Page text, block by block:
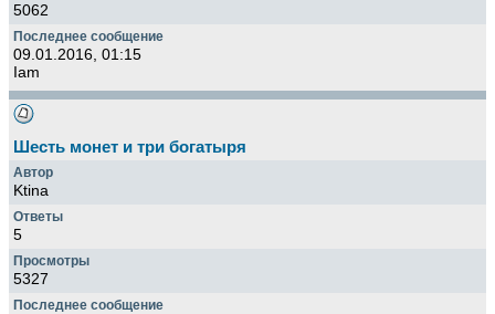
5062
09.01.2016, 01:15
Iam
Шесть монет и три богатыря
Ktina
5
5327